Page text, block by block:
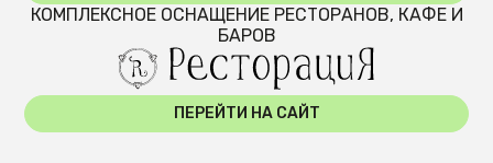
КОМПЛЕКСНОЕ ОСНАЩЕНИЕ РЕСТОРАНОВ, КАФЕ И
БАРОВ
ПЕРЕЙТИ НА САЙТ